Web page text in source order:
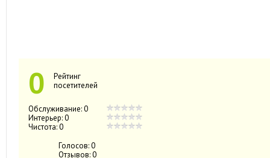
0
Рейтинг
посетителей
Обслуживание:0
Интерьер:0
Чистота:0
Голосов:0
Отзывов:0